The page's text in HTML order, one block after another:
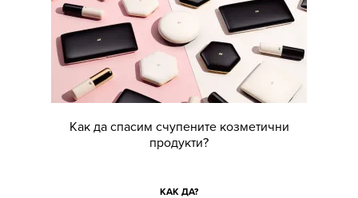
Как да спасим счупените козметични
продукти?
КАК ДА?